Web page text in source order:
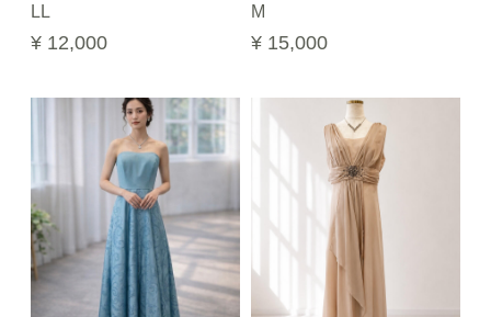
LL
¥ 12,000
M
¥ 15,000